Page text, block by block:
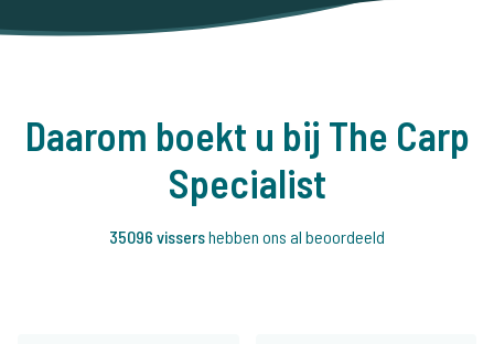
Daarom boekt u bij The Carp
Specialist
35096 vissershebben ons al beoordeeld